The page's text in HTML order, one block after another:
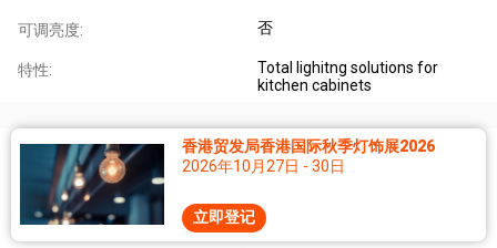
可调亮度: 否
特性:
Total lighitng solutions for
kitchen cabinets
香港贸发局香港国际秋季灯饰展2026
2026年10月27日 - 30日
立即登记